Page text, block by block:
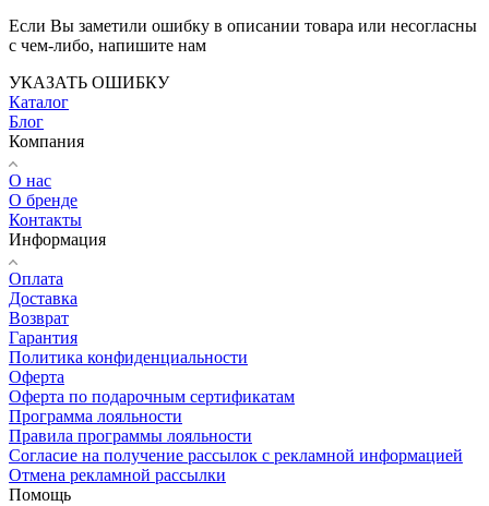
Если Вы заметили ошибку в описании товара или несогласны
с чем-либо, напишите нам
УКАЗАТЬ ОШИБКУ
Каталог
Блог
Компания
О нас
О бренде
Контакты
Информация
Оплата
Доставка
Возврат
Гарантия
Политика конфиденциальности
Оферта
Оферта по подарочным сертификатам
Программа лояльности
Правила программы лояльности
Согласие на получение рассылок с рекламной информацией
Отмена рекламной рассылки
Помощь